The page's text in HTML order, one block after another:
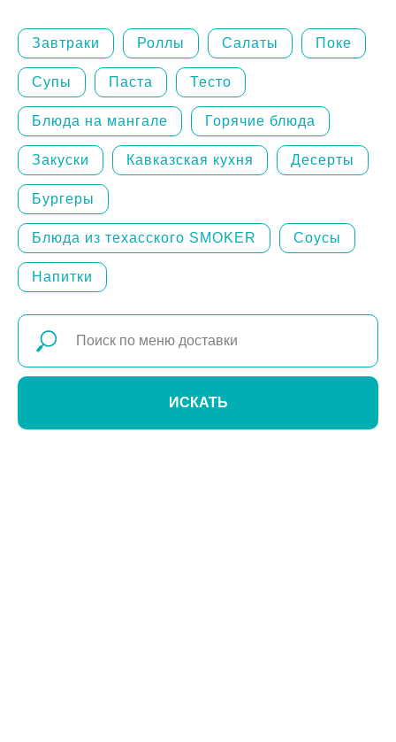
Завтраки Роллы Салаты Поке
Супы Паста Тесто
Блюда на мангале Горячие блюда
Закуски Кавказская кухня Десерты
Бургеры
Блюда из техасского SMOKER Соусы
Напитки
ИСКАТЬ